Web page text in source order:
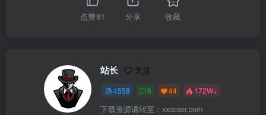
点赞81 分享 收藏
站长 关注
4558 6 44 172W+
下载资源请转至：xxcoser.com